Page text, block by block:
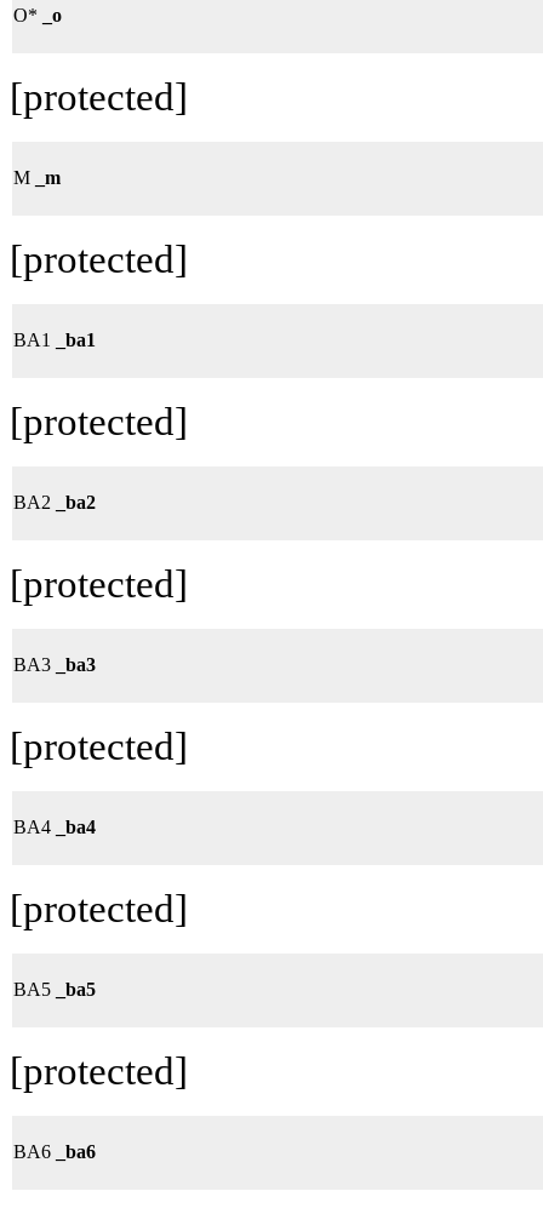
O* _o
[protected]
M _m
[protected]
BA1 _ba1
[protected]
BA2 _ba2
[protected]
BA3 _ba3
[protected]
BA4 _ba4
[protected]
BA5 _ba5
[protected]
BA6 _ba6